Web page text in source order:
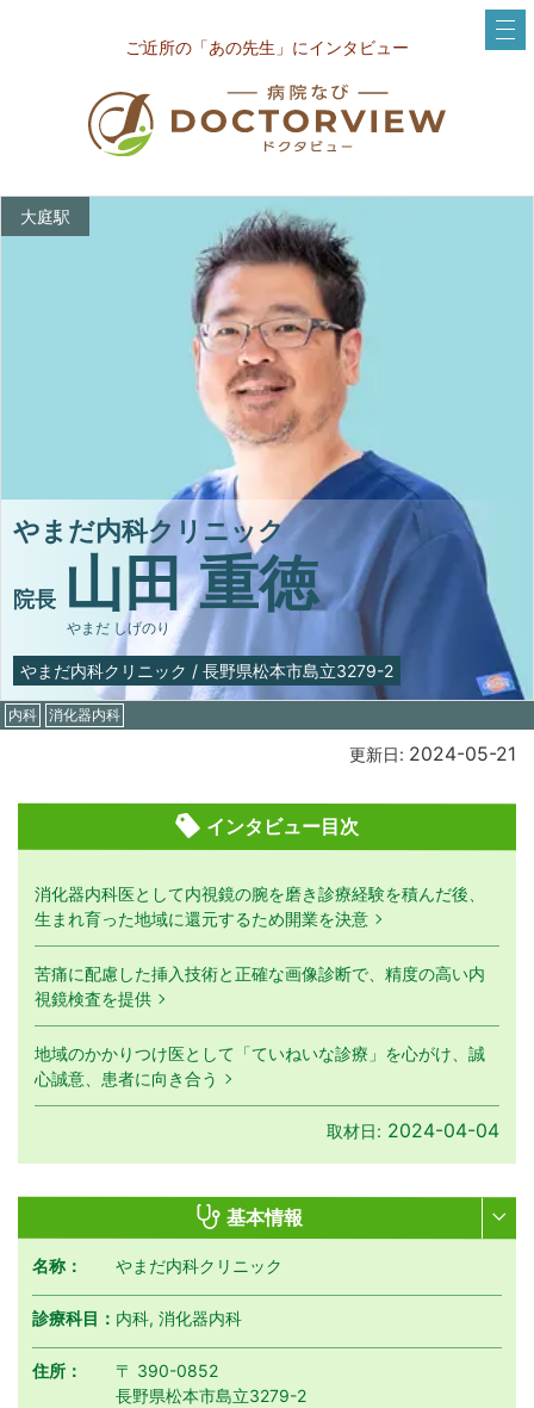
ご近所の「あの先生」にインタビュー
大庭駅
やまだ内科クリニック
院長 山田 重徳
やまだ しげのり
やまだ内科クリニック / 長野県松本市島立3279-2
内科 消化器内科
更新日: 2024-05-21
インタビュー目次
消化器内科医として内視鏡の腕を磨き診療経験を積んだ後、
生まれ育った地域に還元するため開業を決意
苦痛に配慮した挿入技術と正確な画像診断で、精度の高い内
視鏡検査を提供
地域のかかりつけ医として「ていねいな診療」を心がけ、誠
心誠意、患者に向き合う
取材日: 2024-04-04
基本情報
名称： やまだ内科クリニック
診療科目： 内科, 消化器内科
住所：
〒 390-0852
長野県松本市島立3279-2